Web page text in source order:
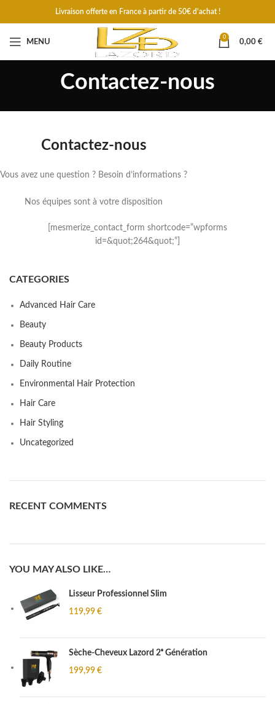
Livraison offerte en France à partir de 50€ d'achat !
MENU
0
0,00 €
Contactez-nous
Contactez-nous
Vous avez une question ? Besoin d’informations ?
Nos équipes sont à votre disposition
[mesmerize_contact_form shortcode=”wpforms
id=&quot;264&quot;”]
CATEGORIES
Advanced Hair Care
Beauty
Beauty Products
Daily Routine
Environmental Hair Protection
Hair Care
Hair Styling
Uncategorized
RECENT COMMENTS
YOU MAY ALSO LIKE…
Lisseur Professionnel Slim
119,99 €
Sèche-Cheveux Lazord 2ᵉ Génération
199,99 €